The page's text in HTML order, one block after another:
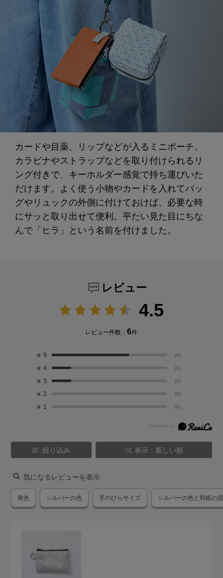
カードや目薬、リップなどが入るミニポーチ。
カラビナやストラップなどを取り付けられるリ
ング付きで、キーホルダー感覚で持ち運びいた
だけます。よく使う小物やカードを入れてバッ
グやリュックの外側に付けておけば、必要な時
にサッと取り出せて便利。平たい見た目にちな
んで「ヒラ」という名前を付けました。
レビュー
4.5
レビュー件数：6件
★ 5 (4)
★ 4 (1)
★ 3 (1)
★ 2 (0)
★ 1 (0)
絞り込み 表示：新しい順
気になるレビューを表示
発色 シルバーの色 手のひらサイズ シルバーの色と和紙の